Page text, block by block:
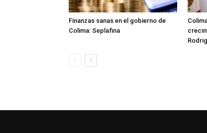
Finanzas sanas en el gobierno de
Colima: Seplafina